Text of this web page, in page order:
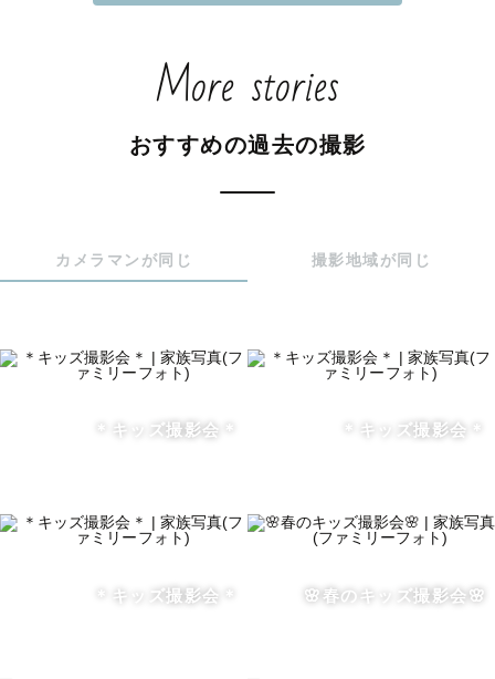
一生懸命頑張った部活や習い事で賞を取った時の写真
久々に帰省して少し小さくなった祖父母と並んで撮った写
イベントなど、
心や記録に残しておきたい特別な時間がたくさんあると思
その時の思い出が蘇るもの。
大切にしている人や瞬間を写真にして、何年後も何十年後
More stories
おすすめの過去の撮影
カメラマンが同じ 撮影地域が同じ
＊キッズ撮影会＊ ＊キッズ撮影会＊
＊キッズ撮影会＊ 🌸春のキッズ撮影会🌸